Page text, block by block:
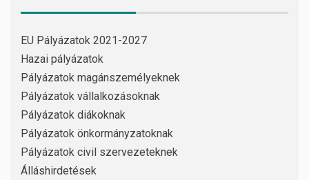
EU Pályázatok 2021-2027
Hazai pályázatok
Pályázatok magánszemélyeknek
Pályázatok vállalkozásoknak
Pályázatok diákoknak
Pályázatok önkormányzatoknak
Pályázatok civil szervezeteknek
Álláshirdetések